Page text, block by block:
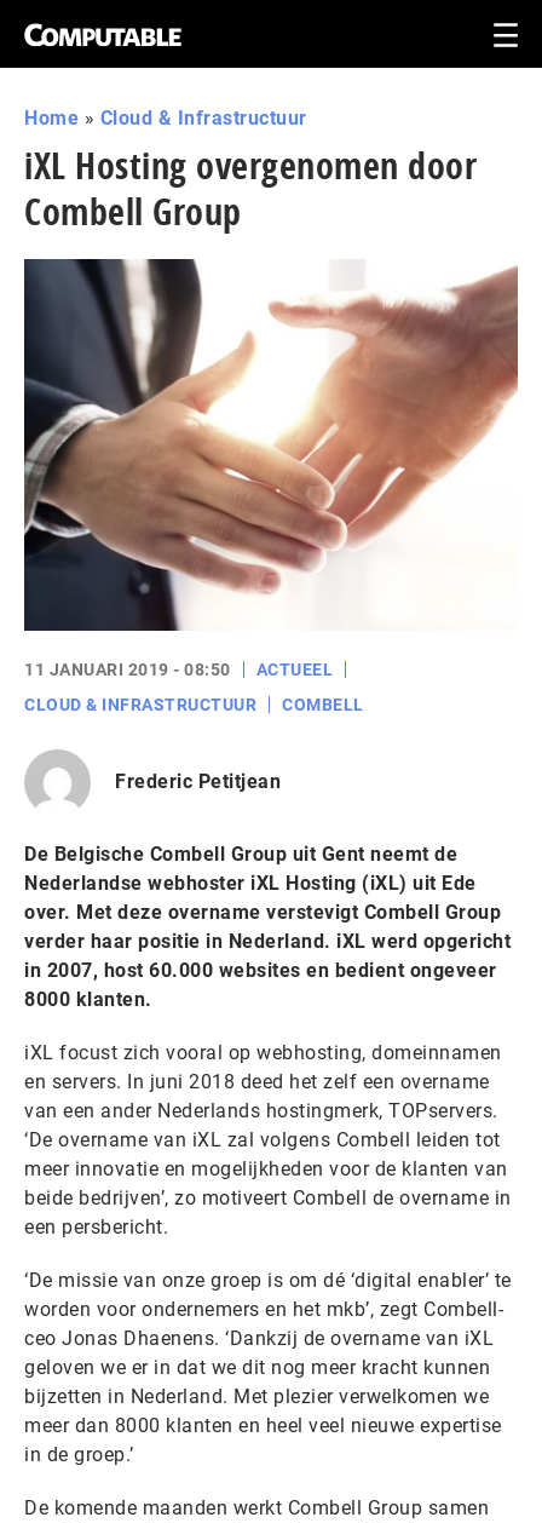
Home » Cloud & Infrastructuur
iXL Hosting overgenomen door
Combell Group
11 JANUARI 2019 - 08:50
ACTUEEL
CLOUD & INFRASTRUCTUUR
COMBELL
Frederic Petitjean
De Belgische Combell Group uit Gent neemt de
Nederlandse webhoster iXL Hosting (iXL) uit Ede
over. Met deze overname verstevigt Combell Group
verder haar positie in Nederland. iXL werd opgericht
in 2007, host 60.000 websites en bedient ongeveer
8000 klanten.
iXL focust zich vooral op webhosting, domeinnamen
en servers. In juni 2018 deed het zelf een overname
van een ander Nederlands hostingmerk, TOPservers.
‘De overname van iXL zal volgens Combell leiden tot
meer innovatie en mogelijkheden voor de klanten van
beide bedrijven’, zo motiveert Combell de overname in
een persbericht.
‘De missie van onze groep is om dé ‘digital enabler’ te
worden voor ondernemers en het mkb’, zegt Combell-
ceo Jonas Dhaenens. ‘Dankzij de overname van iXL
geloven we er in dat we dit nog meer kracht kunnen
bijzetten in Nederland. Met plezier verwelkomen we
meer dan 8000 klanten en heel veel nieuwe expertise
in de groep.’
De komende maanden werkt Combell Group samen